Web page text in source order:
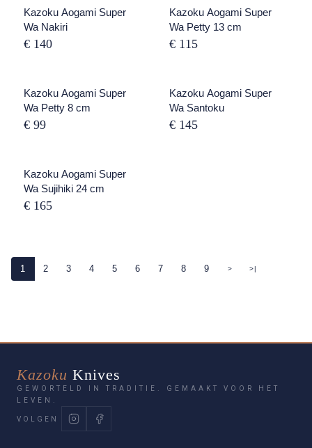
UITVERKOCHT
Kazoku Aogami Super
Wa Nakiri
€ 140
UITVERKOCHT
Kazoku Aogami Super
Wa Petty 13 cm
€ 115
UITVERKOCHT
Kazoku Aogami Super
Wa Petty 8 cm
€ 99
UITVERKOCHT
Kazoku Aogami Super
Wa Santoku
€ 145
Kazoku Aogami Super
Wa Sujihiki 24 cm
€ 165
1 2 3 4 5 6 7 8 9 > >|
Kazoku Knives
GEWORTELD IN TRADITIE. GEMAAKT VOOR HET
LEVEN.
VOLGEN